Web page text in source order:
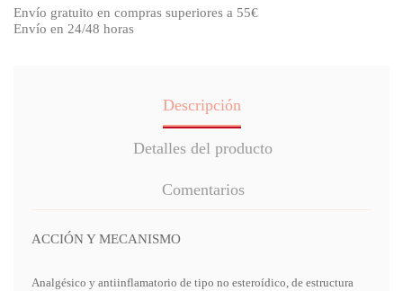
Envío gratuito en compras superiores a 55€
Envío en 24/48 horas
Descripción
Detalles del producto
Comentarios
ACCIÓN Y MECANISMO
Analgésico y antiinflamatorio de tipo no esteroídico, de estructura